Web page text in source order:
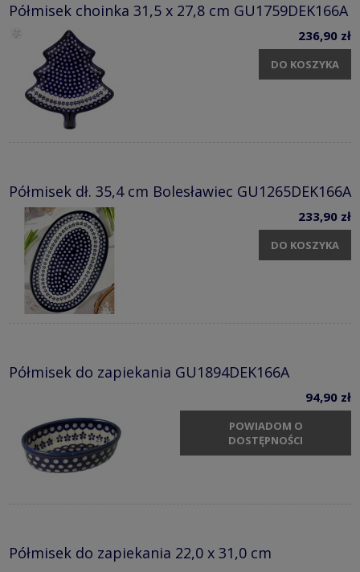
Półmisek choinka 31,5 x 27,8 cm GU1759DEK166A
236,90 zł
DO KOSZYKA
Półmisek dł. 35,4 cm Bolesławiec GU1265DEK166A
233,90 zł
DO KOSZYKA
Półmisek do zapiekania GU1894DEK166A
94,90 zł
POWIADOM O
DOSTĘPNOŚCI
Półmisek do zapiekania 22,0 x 31,0 cm